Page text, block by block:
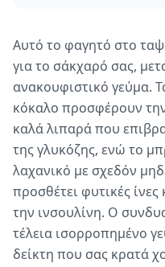
Αυτό το φαγητό στο
για το σάκχαρό σας,
ανακουφιστικό γεύμα.
κόκαλο προσφέρουν
καλά λιπαρά που
της γλυκόζης, ενώ το
λαχανικό με σχεδόν
προσθέτει φυτικές
την ινσουλίνη. Ο
τέλεια ισορροπημένο
δείκτη που σας κρατά